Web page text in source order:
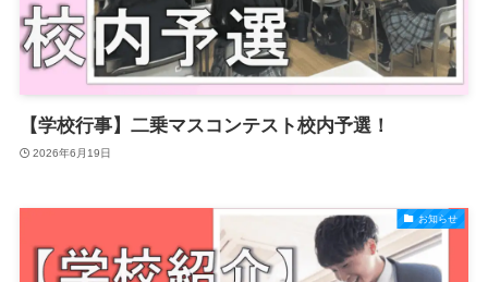
【学校行事】二乗マスコンテスト校内予選！
2026年6月19日
お知らせ